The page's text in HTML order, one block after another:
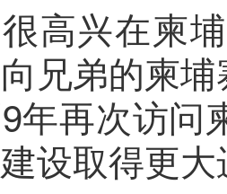
兴在柬埔
兄弟的柬
年再次访问
设取得更